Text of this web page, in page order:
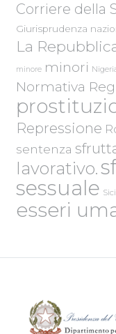
Corriere della
Giurisprudenza
La
minore minori
Normativa
Repressione
sentenza
lavorativo.
sessuale
esseri